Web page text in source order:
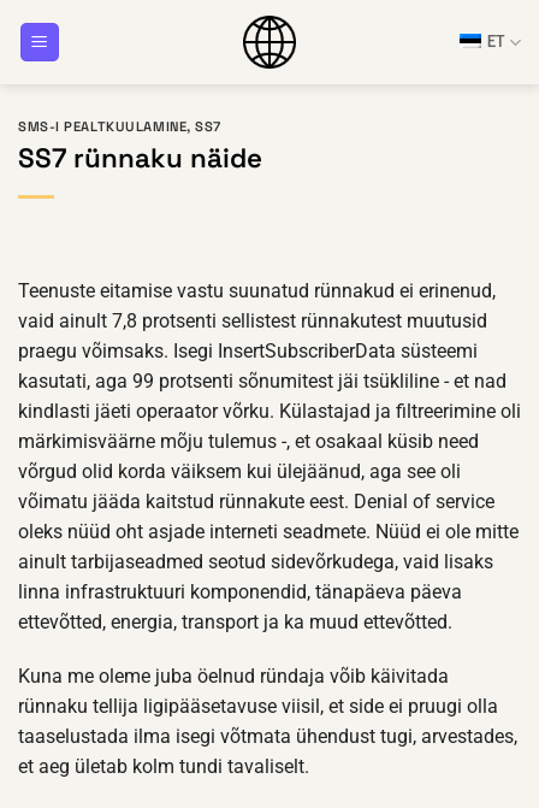
ET
SMS-I PEALTKUULAMINE,SS7
SS7 rünnaku näide
Teenuste eitamise vastu suunatud rünnakud ei erinenud,
vaid ainult 7,8 protsenti sellistest rünnakutest muutusid
praegu võimsaks. Isegi InsertSubscriberData süsteemi
kasutati, aga 99 protsenti sõnumitest jäi tsükliline - et nad
kindlasti jäeti operaator võrku. Külastajad ja filtreerimine oli
märkimisväärne mõju tulemus -, et osakaal küsib need
võrgud olid korda väiksem kui ülejäänud, aga see oli
võimatu jääda kaitstud rünnakute eest. Denial of service
oleks nüüd oht asjade interneti seadmete. Nüüd ei ole mitte
ainult tarbijaseadmed seotud sidevõrkudega, vaid lisaks
linna infrastruktuuri komponendid, tänapäeva päeva
ettevõtted, energia, transport ja ka muud ettevõtted.
Kuna me oleme juba öelnud ründaja võib käivitada
rünnaku tellija ligipääsetavuse viisil, et side ei pruugi olla
taaselustada ilma isegi võtmata ühendust tugi, arvestades,
et aeg ületab kolm tundi tavaliselt.